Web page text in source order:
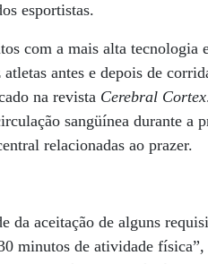
esportistas.
com a mais alta tecnologia
antes e depois de
na revista Cerebral Cortex
sangüínea durante a
relacionadas ao prazer.
da aceitação de alguns
minutos de atividade